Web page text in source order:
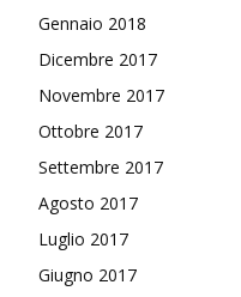
Gennaio 2018
Dicembre 2017
Novembre 2017
Ottobre 2017
Settembre 2017
Agosto 2017
Luglio 2017
Giugno 2017